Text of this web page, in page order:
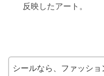
反映したアート。
シールなら、ファッシ